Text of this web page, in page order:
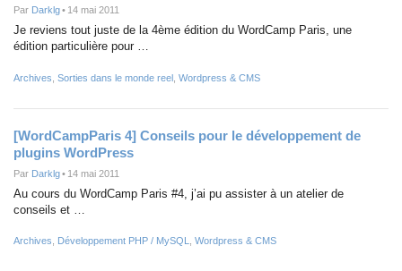
Par Darklg• 14 mai 2011
Je reviens tout juste de la 4ème édition du WordCamp Paris, une
édition particulière pour …
Archives Sorties dans le monde reel Wordpress & CMS
[WordCampParis 4] Conseils pour le développement de
plugins WordPress
Par Darklg• 14 mai 2011
Au cours du WordCamp Paris #4, j’ai pu assister à un atelier de
conseils et …
Archives Développement PHP / MySQL Wordpress & CMS